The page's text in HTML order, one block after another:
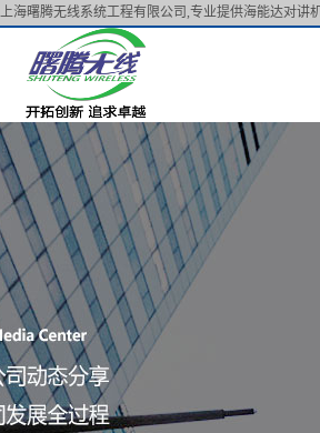
上海曙腾无线系统工程有限公司,专业提供海能达对讲